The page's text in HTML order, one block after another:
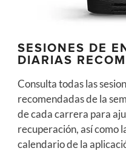
SESIONES DE
DIARIAS
Consulta todas las
recomendadas de la
de cada carrera para
recuperación, así como
calendario de la